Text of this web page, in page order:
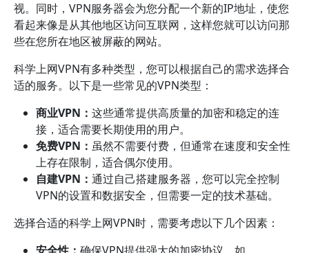
视。同时，VPN服务器会为您分配一个新的IP地址，使您
看起来像是从其他地区访问互联网，这样您就可以访问那
些在您所在地区被屏蔽的网站。
科学上网VPN有多种类型，您可以根据自己的需求选择合
适的服务。以下是一些常见的VPN类型：
商业VPN： 这些通常提供高质量的加密和稳定的连
接，适合需要长期使用的用户。
免费VPN： 虽然不需要付费，但通常在速度和安全性
上存在限制，适合偶尔使用。
自建VPN： 通过自己搭建服务器，您可以完全控制
VPN的设置和数据安全，但需要一定的技术基础。
选择合适的科学上网VPN时，需要考虑以下几个因素：